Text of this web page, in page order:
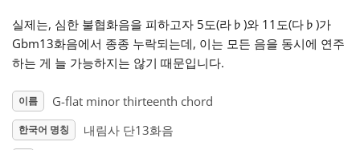
Deutsch
실제는, 심한 불협화음을 피하고자 5도(라 ♭ )와 11도(다 ♭ )가
Gbm13화음에서 종종 누락되는데, 이는 모든 음을 동시에 연주
하는 게 늘 가능하지는 않기 때문입니다.
이름 G-flat minor thirteenth chord
한국어 명칭 내림사 단13화음